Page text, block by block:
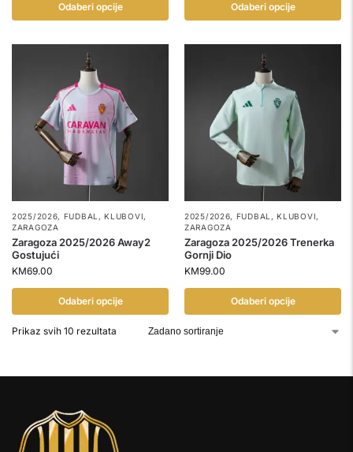
Odaberi opcije Odaberi opcije
2025/2026, FUDBAL ,KLUBOVI,
ZARAGOZA
Zaragoza 2025/2026 Away2
Gostujući
KM69.00
Odaberi opcije
2025/2026, FUDBAL ,KLUBOVI,
ZARAGOZA
Zaragoza 2025/2026 Trenerka
Gornji Dio
KM99.00
Odaberi opcije
Prikaz svih 10 rezultata